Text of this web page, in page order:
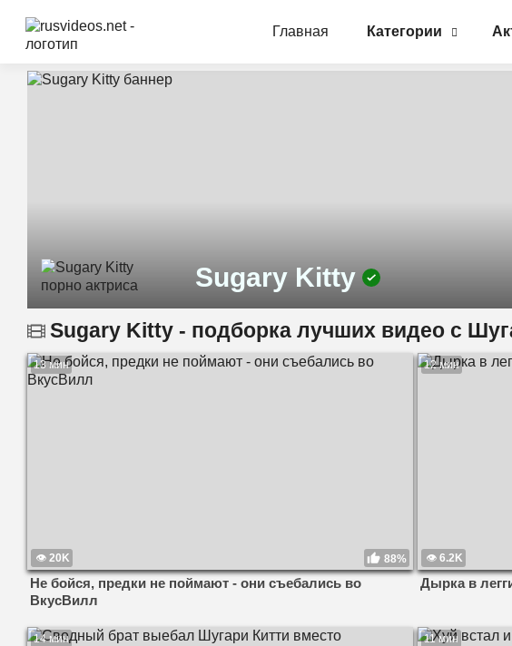
Главная Категории
Sugary Kitty
Sugary Kitty - подборка лучших видео с
13 мин
20K 88%
Не бойся, предки не поймают - они съебались во
ВкусВилл
12 мин
6.2K
Дырка в
14 мин 11 мин